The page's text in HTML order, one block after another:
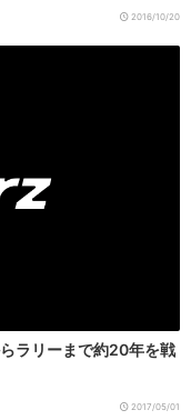
2016/10/20
ラリーまで約20年を戦
2017/05/01